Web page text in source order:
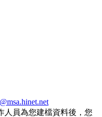
人員為您建檔資料後，您